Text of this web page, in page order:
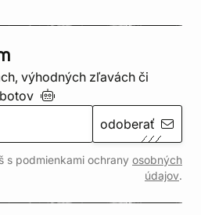
výhodných zľavách či
odoberať
s podmienkami ochrany osobných
údajov.